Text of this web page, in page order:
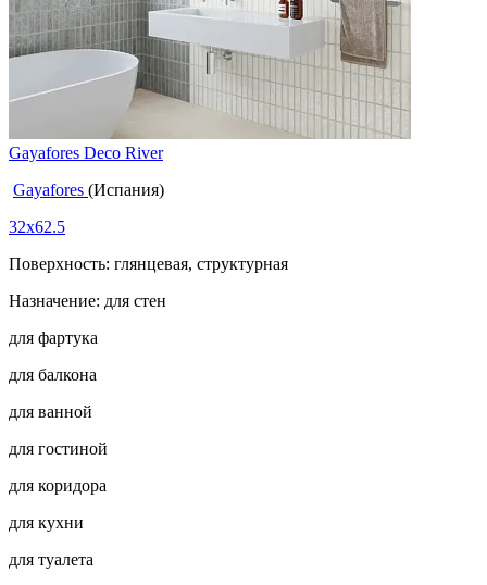
Gayafores Deco River
Gayafores (Испания)
32x62.5
Поверхность: глянцевая, структурная
Назначение: для стен
для фартука
для балкона
для ванной
для гостиной
для коридора
для кухни
для туалета